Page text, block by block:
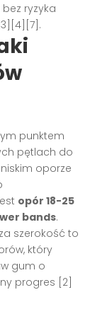
ryzyka
punktem
pętlach do
oporze
opór 18-25
bands.
szerokość to
który
gum o
progres [2]